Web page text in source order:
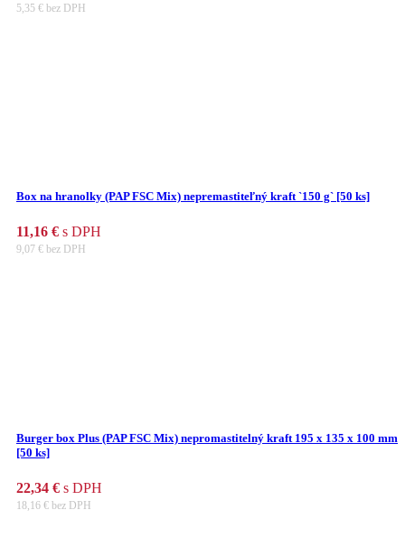
5,35 € bez DPH
Box na hranolky (PAP FSC Mix) nepremastiteľný kraft `150 g` [50 ks]
11,16 € s DPH
9,07 € bez DPH
Burger box Plus (PAP FSC Mix) nepromastitelný kraft 195 x 135 x 100 mm
[50 ks]
22,34 € s DPH
18,16 € bez DPH